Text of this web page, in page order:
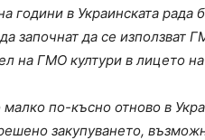
години в Украинската
започнат да се използват
на ГМО култури в лицето
малко по-късно отново в
закупуването,